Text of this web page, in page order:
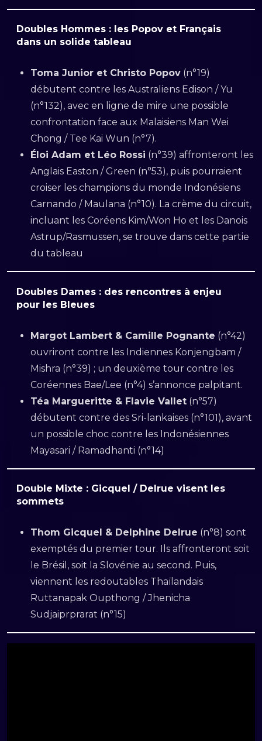
Doubles Hommes : les Popov et Français
dans un solide tableau
Toma Junior et Christo Po­pov (n°19)
débutent contre les Australiens Edison / Yu
(n°132), avec en ligne de mire une possible
confrontation face aux Malaisiens Man Wei
Chong / Tee Kai Wun (n°7).
Éloi Adam et Léo Rossi (n°39) affronteront les
Anglais Easton / Green (n°53), puis pourraient
croiser les champions du monde Indonésiens
Carnando / Maulana (n°10). La crème du circuit,
incluant les Coréens Kim/Won Ho et les Danois
Astrup/Rasmussen, se trouve dans cette partie
du tableau
Doubles Dames : des rencontres à enjeu
pour les Bleues
Margot Lambert & Camille Pognante (n°42)
ouvriront contre les Indiennes Konjengbam /
Mishra (n°39) ; un deuxième tour contre les
Coréennes Bae/Lee (n°4) s’annonce palpitant.
Téa Margueritte & Flavie Vallet (n°57)
débutent contre des Sri-lankaises (n°101), avant
un possible choc contre les Indonésiennes
Mayasari / Ramadhanti (n°14)
Double Mixte : Gicquel / Delrue visent les
sommets
Thom Gicquel & Delphine Delrue (n°8) sont
exemptés du premier tour. Ils affronteront soit
le Brésil, soit la Slovénie au second. Puis,
viennent les redoutables Thaïlandais
Ruttanapak Oupthong / Jhenicha
Sudjaiprprarat (n°15)